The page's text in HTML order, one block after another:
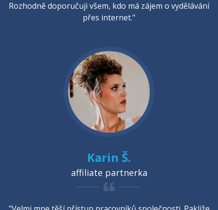
Rozhodně doporučuji všem, kdo má zájem o vydělávání
přes internet."
Karin Š.
affiliate partnerka